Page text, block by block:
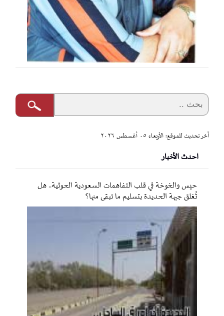
آخر تحديث للموقع: الأربعاء ٠٥ أغسطس ٢٠٢٦
احدث الأخبار
حيس والخوخة في قلب التفاهمات السعودية الحوثية.. هل
تُغلق جبهة الحديدة بتسليم ما تبقى منها؟